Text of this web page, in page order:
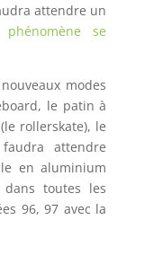
attendre un
phénomène se
modes
le patin à
rollerskate), le
attendre
en aluminium
toutes les
96, 97 avec la